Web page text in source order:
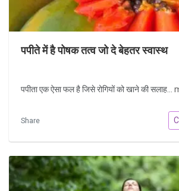
पपीते में है पोषक तत्व जो दे बेहतर स्वास्थ
पपीता एक ऐसा फल है जिसे रोगियों को खाने की सलाह...
Share